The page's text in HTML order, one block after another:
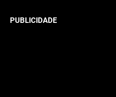
PUBLICIDADE